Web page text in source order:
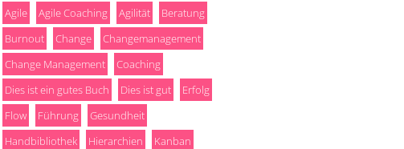
Agile Agile Coaching Agilität
Beratung
Burnout
Change
Changemanagement
Change Management
Coaching
Dies ist ein gutes Buch
Dies ist gut
Erfolg
Flow
Führung
Gesundheit
Handbibliothek
Hierarchien Kanban